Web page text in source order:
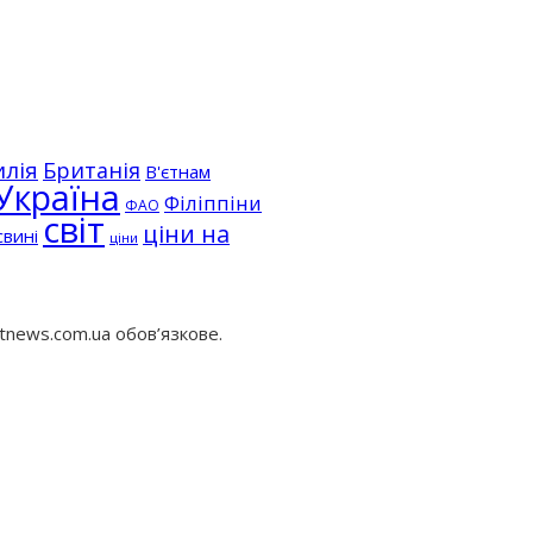
Британія В'єтнам
ФАО Філіппіни
світ ціни ціни на
обов’язкове.